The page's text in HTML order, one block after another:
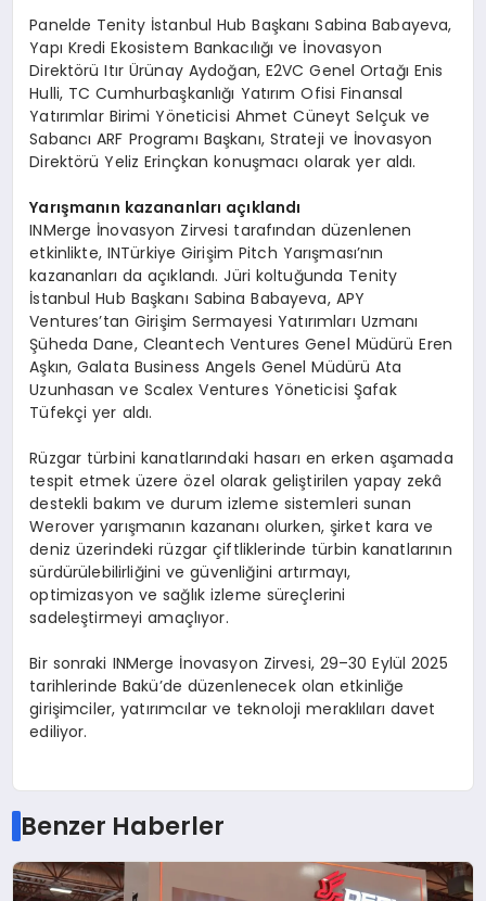
Panelde Tenity İstanbul Hub Başkanı Sabina Babayeva,
Yapı Kredi Ekosistem Bankacılığı ve İnovasyon
Direktörü Itır Ürünay Aydoğan, E2VC Genel Ortağı Enis
Hulli, TC Cumhurbaşkanlığı Yatırım Ofisi Finansal
Yatırımlar Birimi Yöneticisi Ahmet Cüneyt Selçuk ve
Sabancı ARF Programı Başkanı, Strateji ve İnovasyon
Direktörü Yeliz Erinçkan konuşmacı olarak yer aldı.
Yarışmanın kazananları açıklandı
INMerge İnovasyon Zirvesi tarafından düzenlenen
etkinlikte, INTürkiye Girişim Pitch Yarışması’nın
kazananları da açıklandı. Jüri koltuğunda Tenity
İstanbul Hub Başkanı Sabina Babayeva, APY
Ventures’tan Girişim Sermayesi Yatırımları Uzmanı
Şüheda Dane, Cleantech Ventures Genel Müdürü Eren
Aşkın, Galata Business Angels Genel Müdürü Ata
Uzunhasan ve Scalex Ventures Yöneticisi Şafak
Tüfekçi yer aldı.
Rüzgar türbini kanatlarındaki hasarı en erken aşamada
tespit etmek üzere özel olarak geliştirilen yapay zekâ
destekli bakım ve durum izleme sistemleri sunan
Werover yarışmanın kazananı olurken, şirket kara ve
deniz üzerindeki rüzgar çiftliklerinde türbin kanatlarının
sürdürülebilirliğini ve güvenliğini artırmayı,
optimizasyon ve sağlık izleme süreçlerini
sadeleştirmeyi amaçlıyor.
Bir sonraki INMerge İnovasyon Zirvesi, 29–30 Eylül 2025
tarihlerinde Bakü’de düzenlenecek olan etkinliğe
girişimciler, yatırımcılar ve teknoloji meraklıları davet
ediliyor.
Benzer Haberler